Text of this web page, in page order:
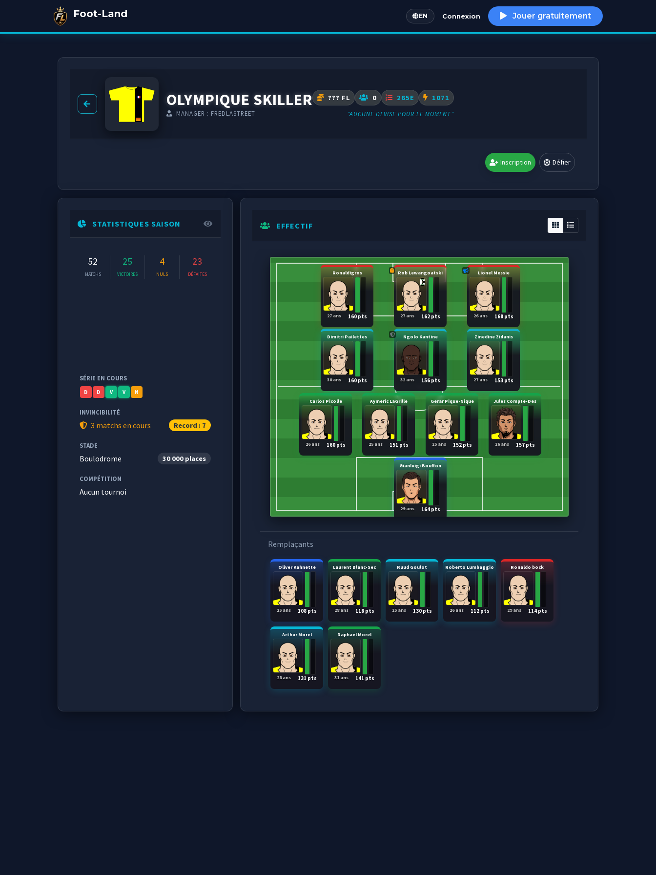
Foot-Land EN
English Connexion Jouer gratuitement
OLYMPIQUE SKILLER
MANAGER : FREDLASTREET
??? FL 0 265E 1071
"AUCUNE DEVISE POUR LE MOMENT"
Inscription Défier
STATISTIQUES SAISON
52
MATCHS
25
VICTOIRES
4
NULS
23
DÉFAITES
SÉRIE EN COURS
D D V V N
INVINCIBILITÉ
3 matchs en cours Record : 7
STADE
Boulodrome 30 000 places
COMPÉTITION
Aucun tournoi
EFFECTIF
Gianluigi Bouffon
164 pts
29 ans
Carlos Picolle
160 pts
26 ans
Aymeric LaGrille
151 pts
25 ans
Gerar Pique-Nique
152 pts
25 ans
Jules Compte-Des
157 pts
26 ans
Dimitri Pailettes
160 pts
30 ans
Ngolo Kantine
156 pts
32 ans
Zinedine Zidanis
153 pts
27 ans
Ronaldigros
160 pts
27 ans
Rob Lewangoatski
162 pts
27 ans
Lionel Messie
168 pts
26 ans
Remplaçants
Oliver Kahnette
108 pts
25 ans
Laurent Blanc-Sec
118 pts
28 ans
Ruud Goulot
130 pts
25 ans
Roberto Lumbaggio
112 pts
26 ans
Ronaldo bock
114 pts
29 ans
Arthur Morel
131 pts
28 ans
Raphael Morel
141 pts
31 ans